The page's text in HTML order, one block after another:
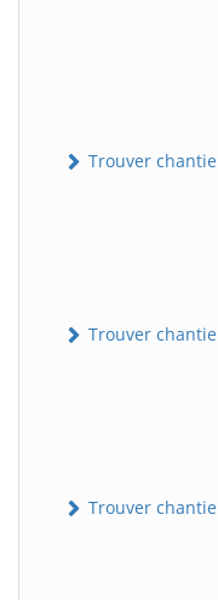
Trouver
Trouver
Trouver